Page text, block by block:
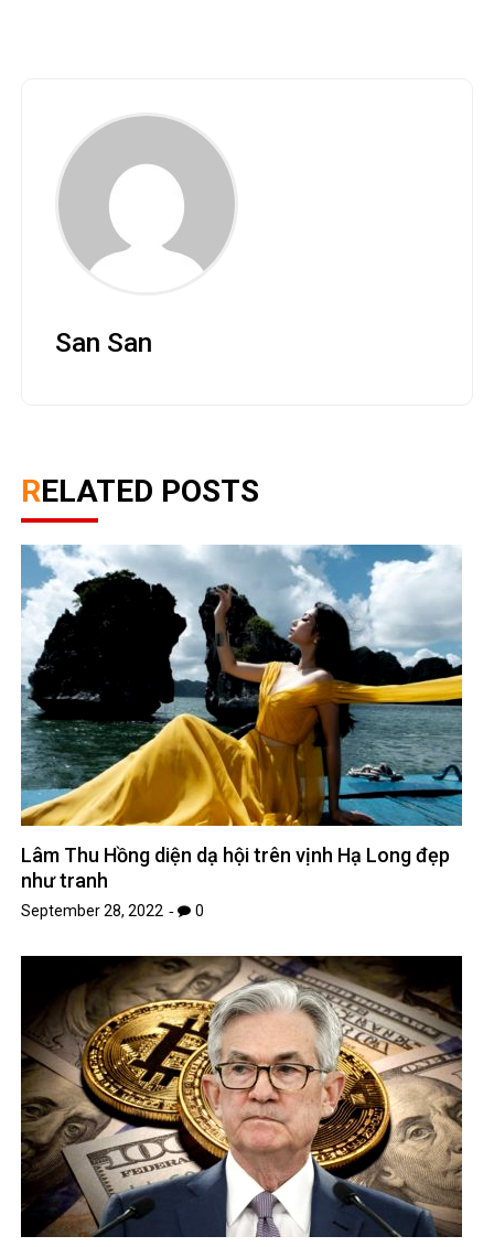
San San
RELATED POSTS
Lâm Thu Hồng diện dạ hội trên vịnh Hạ Long đẹp
như tranh
September 28, 2022 0